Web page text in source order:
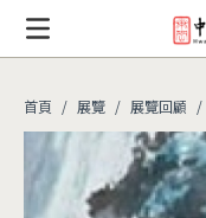
首頁 展覽 展覽回顧